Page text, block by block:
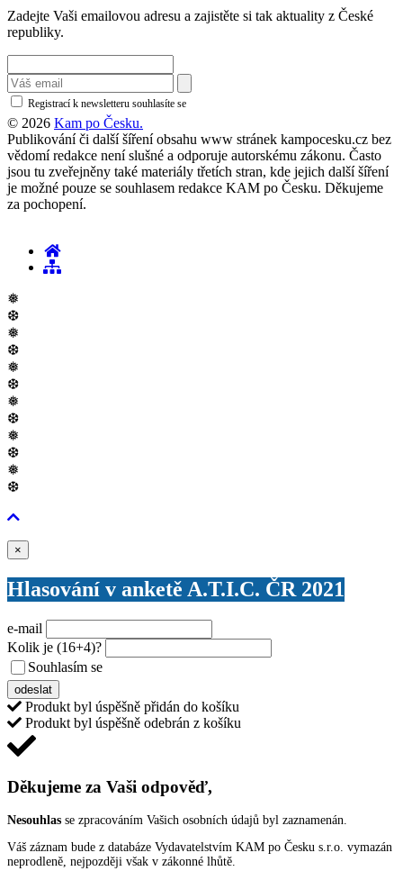
Zadejte Vaši emailovou adresu a zajistěte si tak aktuality z České
republiky.
Registrací k newsletteru souhlasíte se
© 2026 Kam po Česku.
Publikování či další šíření obsahu www stránek kampocesku.cz bez
vědomí redakce není slušné a odporuje autorskému zákonu. Často
jsou tu zveřejněny také materiály třetích stran, kde jejich další šíření
je možné pouze se souhlasem redakce KAM po Česku. Děkujeme
za pochopení.
❅
❆
❅
❆
❅
❆
❅
❆
❅
❆
❅
❆
×
Hlasování v anketě A.T.I.C. ČR 2021
e-mail
Kolik je (16+4)?
Souhlasím se
odeslat
Produkt byl úspěšně přidán do košíku
Produkt byl úspěšně odebrán z košíku
Děkujeme za Vaši odpověď,
Nesouhlas se zpracováním Vašich osobních údajů byl zaznamenán.
Váš záznam bude z databáze Vydavatelstvím KAM po Česku s.r.o. vymazán
neprodleně, nejpozději však v zákonné lhůtě.